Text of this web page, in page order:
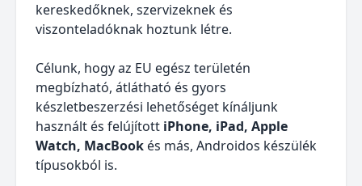
kereskedőknek, szervizeknek és
viszonteladóknak hoztunk létre.
Célunk, hogy az EU egész területén
megbízható, átlátható és gyors
készletbeszerzési lehetőséget kínáljunk
használt és felújított iPhone, iPad, Apple
Watch, MacBook és más, Androidos készülék
típusokból is.